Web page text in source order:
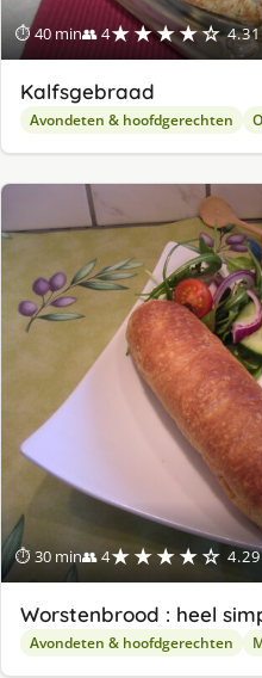
⏱ 40 min👥 4★★★★☆
Kalfsgebraad
Avondeten & hoofdgerechten
⏱ 30 min👥 4★★★★☆
Worstenbrood : heel
Avondeten & hoofdgerechten